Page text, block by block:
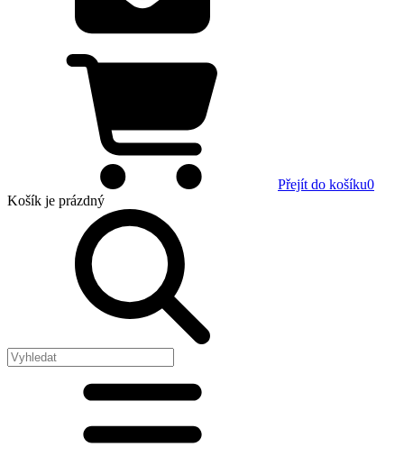
Přejít do košíku0
Košík je prázdný